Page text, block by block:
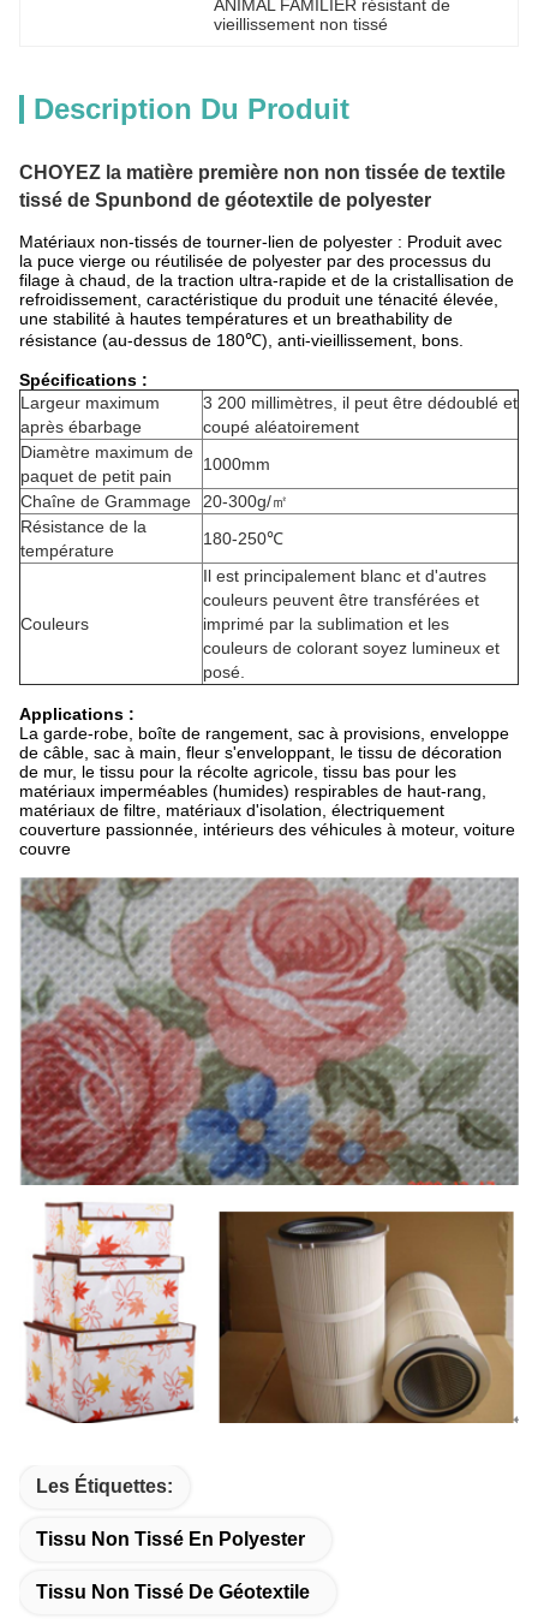
ANIMAL FAMILIER résistant de
vieillissement non tissé
Description Du Produit
CHOYEZ la matière première non non tissée de textile
tissé de Spunbond de géotextile de polyester
Matériaux non-tissés de tourner-lien de polyester : Produit avec
la puce vierge ou réutilisée de polyester par des processus du
filage à chaud, de la traction ultra-rapide et de la cristallisation de
refroidissement, caractéristique du produit une ténacité élevée,
une stabilité à hautes températures et un breathability de
résistance (au-dessus de 180℃), anti-vieillissement, bons.
Spécifications :
Largeur maximum
après ébarbage
3 200 millimètres, il peut être dédoublé et
coupé aléatoirement
Diamètre maximum de
paquet de petit pain
1000mm
Chaîne de Grammage
20-300g/㎡
Résistance de la
température
180-250℃
Couleurs
Il est principalement blanc et d'autres
couleurs peuvent être transférées et
imprimé par la sublimation et les
couleurs de colorant soyez lumineux et
posé.
Applications :
La garde-robe, boîte de rangement, sac à provisions, enveloppe
de câble, sac à main, fleur s'enveloppant, le tissu de décoration
de mur, le tissu pour la récolte agricole, tissu bas pour les
matériaux imperméables (humides) respirables de haut-rang,
matériaux de filtre, matériaux d'isolation, électriquement
couverture passionnée, intérieurs des véhicules à moteur, voiture
couvre
Les Étiquettes:
Tissu Non Tissé En Polyester
Tissu Non Tissé De Géotextile